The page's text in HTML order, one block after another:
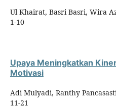
Ul Khairat, Basri Basri, Wira
1-10
Upaya Meningkatkan
Motivasi
Adi Mulyadi, Ranthy
11-21